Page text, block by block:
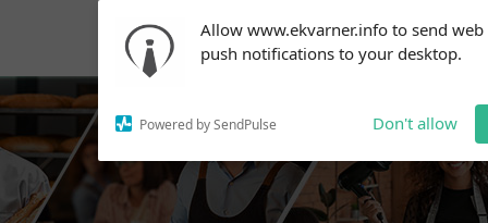
Allow www.ekvarner.info to send web
push notifications to your desktop.
Powered by SendPulse Don't allow
notifications!
To enable permission prompts, click
on the notification icon